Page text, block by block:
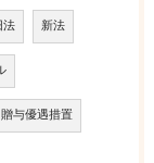
法 新法
贈与優遇措置